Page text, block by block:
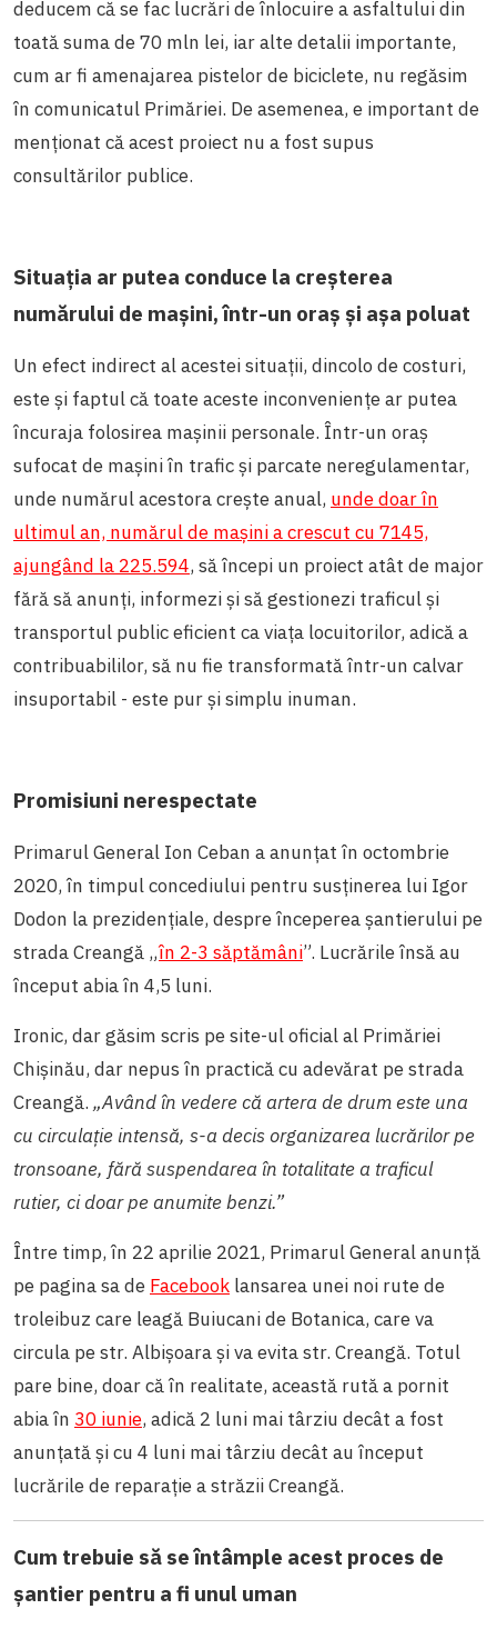
deducem că se fac lucrări de înlocuire a asfaltului din
toată suma de 70 mln lei, iar alte detalii importante,
cum ar fi amenajarea pistelor de biciclete, nu regăsim
în comunicatul Primăriei. De asemenea, e important de
menționat că acest proiect nu a fost supus
consultărilor publice.
Situația ar putea conduce la creșterea
numărului de mașini, într-un oraș și așa poluat
Un efect indirect al acestei situații, dincolo de costuri,
este și faptul că toate aceste inconveniențe ar putea
încuraja folosirea mașinii personale. Într-un oraș
sufocat de mașini în trafic și parcate neregulamentar,
unde numărul acestora crește anual, unde doar în
ultimul an, numărul de mașini a crescut cu 7145,
ajungând la 225.594, să începi un proiect atât de major
fără să anunți, informezi și să gestionezi traficul și
transportul public eficient ca viața locuitorilor, adică a
contribuabililor, să nu fie transformată într-un calvar
insuportabil - este pur și simplu inuman.
Promisiuni nerespectate
Primarul General Ion Ceban a anunțat în octombrie
2020, în timpul concediului pentru susținerea lui Igor
Dodon la prezidențiale, despre începerea șantierului pe
strada Creangă „în 2-3 săptămâni”. Lucrările însă au
început abia în 4,5 luni.
Ironic, dar găsim scris pe site-ul oficial al Primăriei
Chișinău, dar nepus în practică cu adevărat pe strada
Creangă. „Având în vedere că artera de drum este una
cu circulație intensă, s-a decis organizarea lucrărilor pe
tronsoane, fără suspendarea în totalitate a traficul
rutier, ci doar pe anumite benzi.”
Între timp, în 22 aprilie 2021, Primarul General anunță
pe pagina sa de Facebook lansarea unei noi rute de
troleibuz care leagă Buiucani de Botanica, care va
circula pe str. Albișoara și va evita str. Creangă. Totul
pare bine, doar că în realitate, această rută a pornit
abia în 30 iunie, adică 2 luni mai târziu decât a fost
anunțată și cu 4 luni mai târziu decât au început
lucrările de reparație a străzii Creangă.
Cum trebuie să se întâmple acest proces de
șantier pentru a fi unul uman